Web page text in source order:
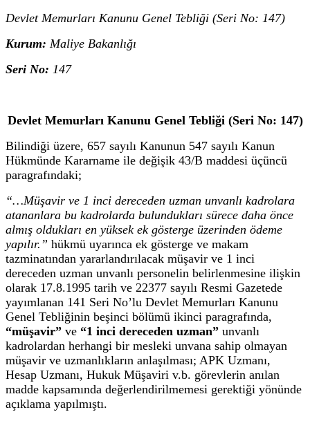
Devlet Memurları Kanunu Genel Tebliği (Seri No: 147)
Kurum: Maliye Bakanlığı
Seri No: 147
Devlet Memurları Kanunu Genel Tebliği (Seri No: 147)
Bilindiği üzere, 657 sayılı Kanunun 547 sayılı Kanun
Hükmünde Kararname ile değişik 43/B maddesi üçüncü
paragrafındaki;
“…Müşavir ve 1 inci dereceden uzman unvanlı kadrolara
atananlara bu kadrolarda bulundukları sürece daha önce
almış oldukları en yüksek ek gösterge üzerinden ödeme
yapılır.” hükmü uyarınca ek gösterge ve makam
tazminatından yararlandırılacak müşavir ve 1 inci
dereceden uzman unvanlı personelin belirlenmesine ilişkin
olarak 17.8.1995 tarih ve 22377 sayılı Resmi Gazetede
yayımlanan 141 Seri No’lu Devlet Memurları Kanunu
Genel Tebliğinin beşinci bölümü ikinci paragrafında,
“müşavir” ve “1 inci dereceden uzman” unvanlı
kadrolardan herhangi bir mesleki unvana sahip olmayan
müşavir ve uzmanlıkların anlaşılması; APK Uzmanı,
Hesap Uzmanı, Hukuk Müşaviri v.b. görevlerin anılan
madde kapsamında değerlendirilmemesi gerektiği yönünde
açıklama yapılmıştı.